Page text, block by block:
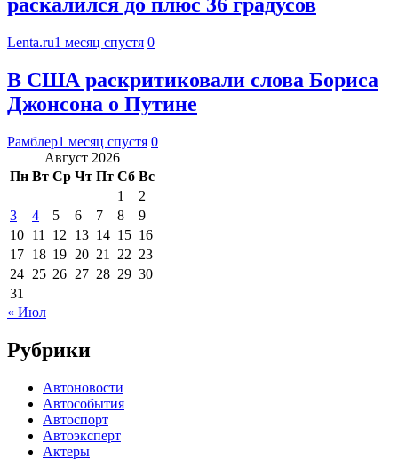
Lenta.ru1 месяц спустя 0
В США раскритиковали слова Бориса
Джонсона о Путине
Рамблер1 месяц спустя 0
Август 2026
Пн Вт Ср Чт Пт Сб Вс
1
2
3
4 5 6 7 8
9
10 11 12 13 14 15 16
17 18 19 20 21 22 23
24 25 26 27 28 29 30
31
« Июл
Рубрики
Автоновости
Автособытия
Автоспорт
Автоэксперт
Актеры